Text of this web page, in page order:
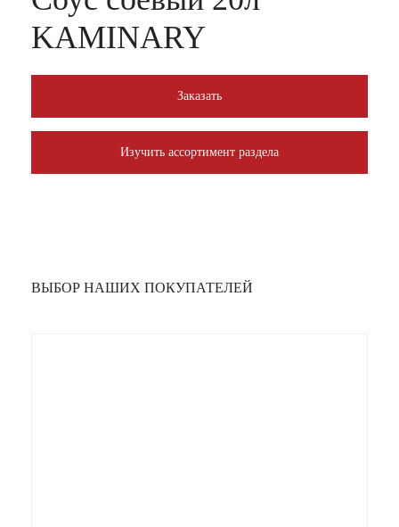
KAMINARY
Заказать
Изучить ассортимент раздела
ВЫБОР НАШИХ ПОКУПАТЕЛЕЙ